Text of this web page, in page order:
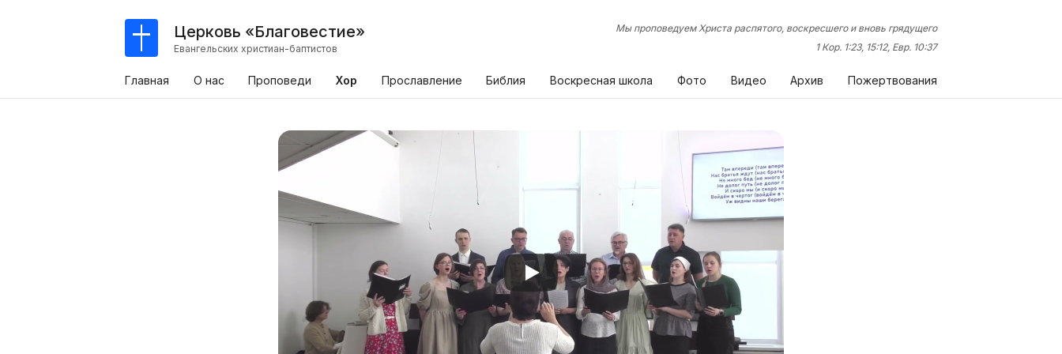
Церковь «Благовестие»
Евангельских христиан-баптистов
Мы проповедуем Христа распятого, воскресшего и вновь грядущего
1 Кор. 1:23, 15:12, Евр. 10:37
Главная О нас Проповеди Хор Прославление Библия Воскресная школа Фото Видео Архив Пожертвования